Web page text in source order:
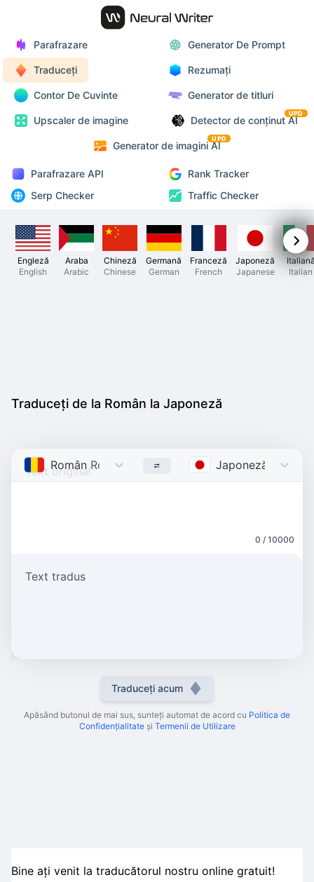
Parafrazare Generator De Prompt
Traduceți Rezumați
Contor De Cuvinte Generator de titluri
Upscaler de imagine Detector de conținut AI
UPD
Generator de imagini AI
UPD
Parafrazare API
Rank Tracker
Serp Checker
Traffic Checker
Engleză
English
Araba
Arabic
Chineză
Chinese
Germană
German
Franceză
French
Japoneză
Japanese
Italian
Traduceți de la Român la Japoneză
Român Romanian Japoneză
0 / 10000
Text tradus
Traduceți acum
Apăsând butonul de mai sus, sunteți automat de acord cu Politica de
Confidențialitate și Termenii de Utilizare
Bine ați venit la traducătorul nostru online gratuit!